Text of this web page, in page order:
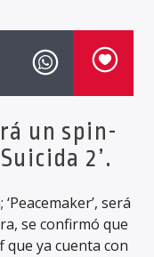
un spin-
2’.
será
se confirmó que
ya cuenta con